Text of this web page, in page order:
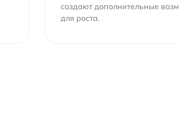
создают дополнительные
для роста.